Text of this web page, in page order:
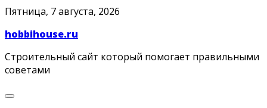
Skip
content
Пятница, 7 августа, 2026
hobbihouse.ru
Строительный сайт который помогает правильными
советами